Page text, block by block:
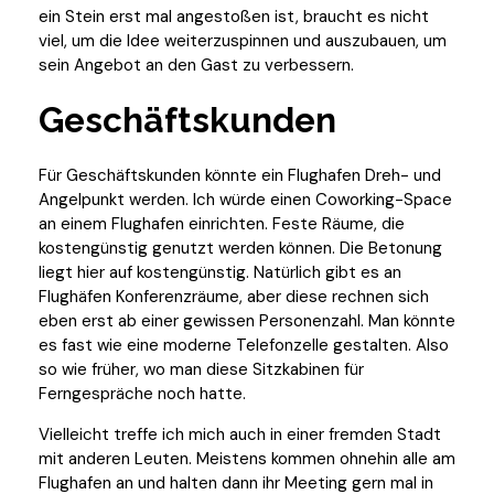
ein Stein erst mal angestoßen ist, braucht es nicht
viel, um die Idee weiterzuspinnen und auszubauen, um
sein Angebot an den Gast zu verbessern.
Geschäftskunden
Für Geschäftskunden könnte ein Flughafen Dreh- und
Angelpunkt werden. Ich würde einen Coworking-Space
an einem Flughafen einrichten. Feste Räume, die
kostengünstig genutzt werden können. Die Betonung
liegt hier auf kostengünstig. Natürlich gibt es an
Flughäfen Konferenzräume, aber diese rechnen sich
eben erst ab einer gewissen Personenzahl. Man könnte
es fast wie eine moderne Telefonzelle gestalten. Also
so wie früher, wo man diese Sitzkabinen für
Ferngespräche noch hatte.
Vielleicht treffe ich mich auch in einer fremden Stadt
mit anderen Leuten. Meistens kommen ohnehin alle am
Flughafen an und halten dann ihr Meeting gern mal in